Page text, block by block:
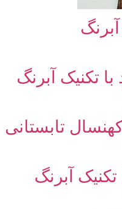
تکنیک آبرنگ
تابستانی
آبرنگ